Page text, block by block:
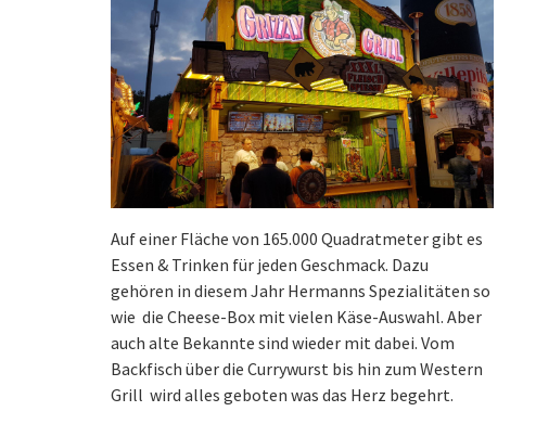
Auf einer Fläche von 165.000 Quadratmeter gibt es
Essen & Trinken für jeden Geschmack. Dazu
gehören in diesem Jahr Hermanns Spezialitäten so
wie die Cheese-Box mit vielen Käse-Auswahl. Aber
auch alte Bekannte sind wieder mit dabei. Vom
Backfisch über die Currywurst bis hin zum Western
Grill wird alles geboten was das Herz begehrt.